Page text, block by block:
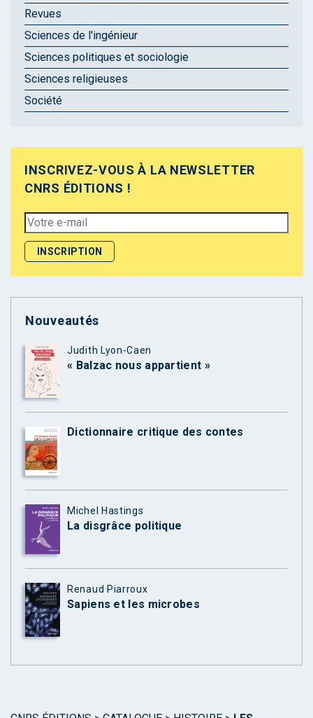
Revues
Sciences de l'ingénieur
Sciences politiques et sociologie
Sciences religieuses
Société
INSCRIVEZ-VOUS À LA NEWSLETTER
CNRS ÉDITIONS !
Nouveautés
Judith Lyon-Caen
« Balzac nous appartient »
Dictionnaire critique des contes
Michel Hastings
La disgrâce politique
Renaud Piarroux
Sapiens et les microbes